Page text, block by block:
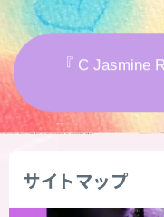
★アロマハーブ傾向
秘密部屋
『 C Jasmine
サイトマップ